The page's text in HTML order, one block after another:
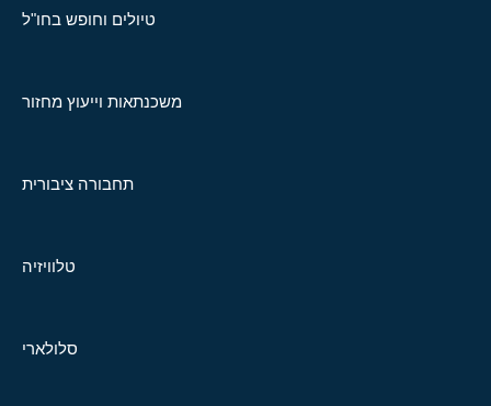
טיולים וחופש בחו"ל
משכנתאות וייעוץ מחזור
תחבורה ציבורית
טלוויזיה
סלולארי